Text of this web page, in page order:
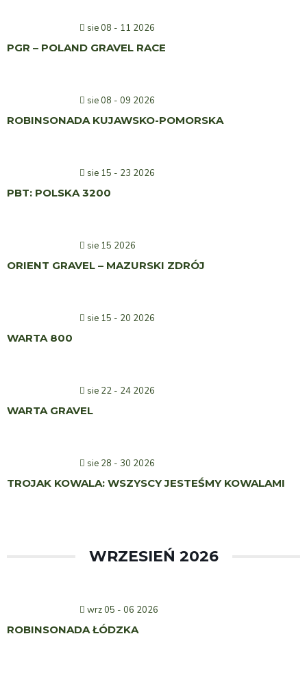
sie 08 - 11 2026
PGR – POLAND GRAVEL RACE
sie 08 - 09 2026
ROBINSONADA KUJAWSKO-POMORSKA
sie 15 - 23 2026
PBT: POLSKA 3200
sie 15 2026
ORIENT GRAVEL – MAZURSKI ZDRÓJ
sie 15 - 20 2026
WARTA 800
sie 22 - 24 2026
WARTA GRAVEL
sie 28 - 30 2026
TROJAK KOWALA: WSZYSCY JESTEŚMY KOWALAMI
WRZESIEŃ 2026
wrz 05 - 06 2026
ROBINSONADA ŁÓDZKA